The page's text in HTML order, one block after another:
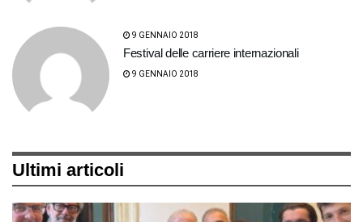
9 GENNAIO 2018
Festival delle carriere internazionali
9 GENNAIO 2018
Ultimi articoli